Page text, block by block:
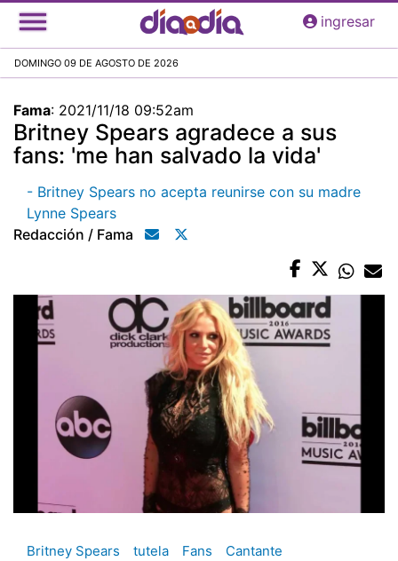
Pasar
al
principal
ingresar
DOMINGO 09 DE AGOSTO DE 2026
Fama: 2021/11/18 09:52am
Britney Spears agradece a sus
fans: 'me han salvado la vida'
- Britney Spears no acepta reunirse con su madre
Lynne Spears
Redacción / Fama
Britney Spears tutela Fans
Cantante